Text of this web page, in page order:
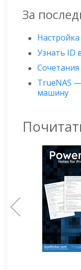
За
Узнать ID
TrueNAS
машину